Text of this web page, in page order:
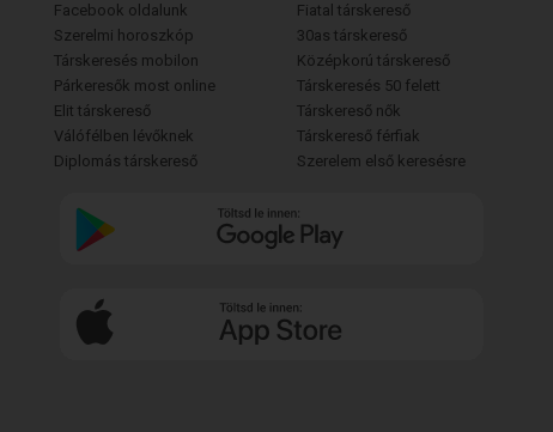
Facebook oldalunk
Szerelmi horoszkóp
Társkeresés mobilon
Párkeresők most online
Elit társkereső
Válófélben lévőknek
Diplomás társkereső
Fiatal társkereső
30as társkereső
Középkorú társkereső
Társkeresés 50 felett
Társkereső nők
Társkereső férfiak
Szerelem első keresésre